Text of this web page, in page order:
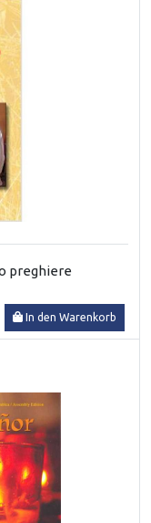
preghiere
In den Warenkorb